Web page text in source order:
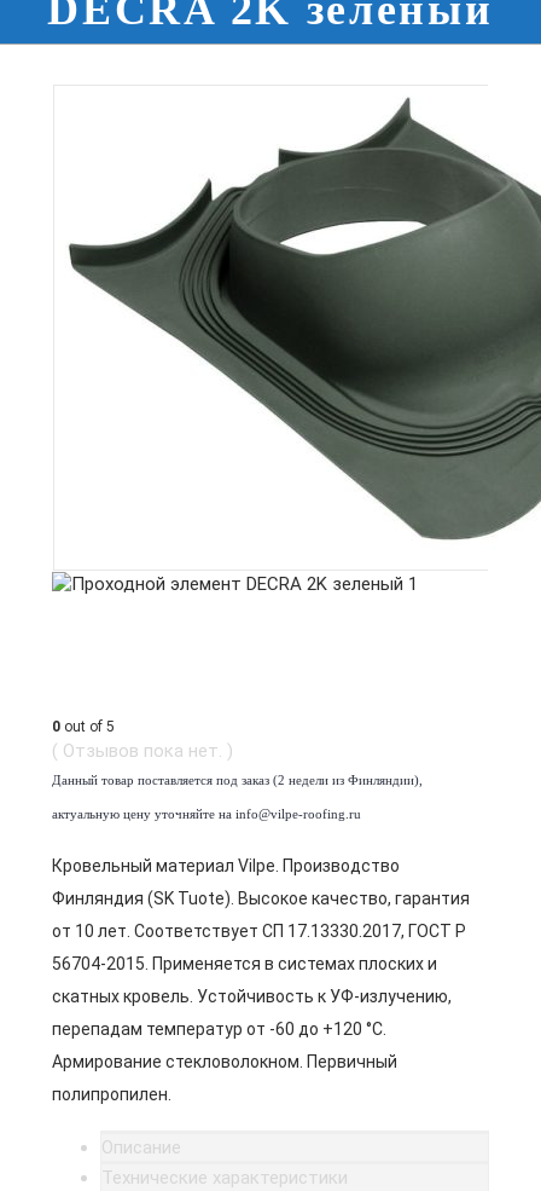
DECRA 2K зеленый
0 out of 5
( Отзывов пока нет. )
Данный товар поставляется под заказ (2 недели из Финляндии),
актуальную цену уточняйте на info@vilpe-roofing.ru
Кровельный материал Vilpe. Производство
Финляндия (SK Tuote). Высокое качество, гарантия
от 10 лет. Соответствует СП 17.13330.2017, ГОСТ Р
56704-2015. Применяется в системах плоских и
скатных кровель. Устойчивость к УФ-излучению,
перепадам температур от -60 до +120 °C.
Армирование стекловолокном. Первичный
полипропилен.
Описание
Технические характеристики